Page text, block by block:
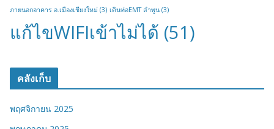
ภายนอกอาคาร อ.เมืองเชียงใหม่ (3) เดินท่อEMT ลำพูน (3)
แก้ไขWIFIเข้าไม่ได้ (51)
คลังเก็บ
พฤศจิกายน 2025